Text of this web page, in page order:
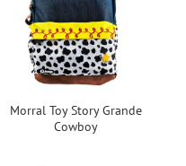
Morral Toy Story Grande
Cowboy